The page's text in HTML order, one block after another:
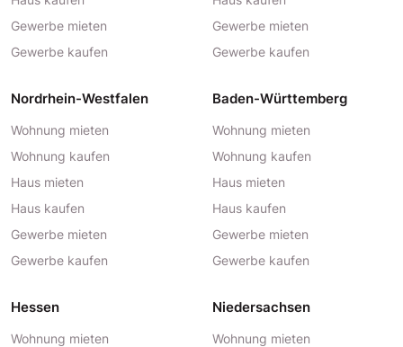
Gewerbe mieten
Gewerbe kaufen
Gewerbe mieten
Gewerbe kaufen
Nordrhein-Westfalen
Wohnung mieten
Wohnung kaufen
Haus mieten
Haus kaufen
Gewerbe mieten
Gewerbe kaufen
Baden-Württemberg
Wohnung mieten
Wohnung kaufen
Haus mieten
Haus kaufen
Gewerbe mieten
Gewerbe kaufen
Hessen
Wohnung mieten
Niedersachsen
Wohnung mieten